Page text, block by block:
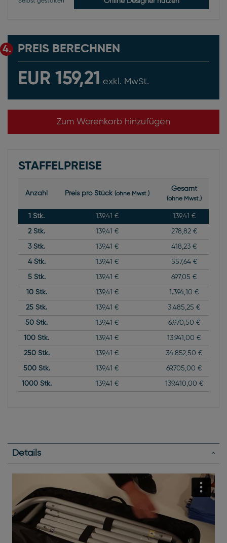
4. PREIS BERECHNEN
EUR 159,21 exkl. MwSt.
Zum Warenkorb hinzufügen
STAFFELPREISE
Anzahl Preis pro Stück (ohne Mwst.)
Gesamt
(ohne Mwst.)
1 Stk. 139,41 € 139,41 €
2 Stk. 139,41 € 278,82 €
3Stk. 139,41 € 418,23 €
4Stk. 139,41 € 557,64 €
5Stk. 139,41 € 697,05 €
10Stk. 139,41 € 1.394,10 €
25 Stk. 139,41 € 3.485,25 €
50 Stk. 139,41 € 6.970,50 €
100 Stk. 139,41 € 13.941,00 €
250Stk. 139,41 € 34.852,50 €
500Stk. 139,41 € 69.705,00 €
1000Stk. 139,41 € 139.410,00 €
Details